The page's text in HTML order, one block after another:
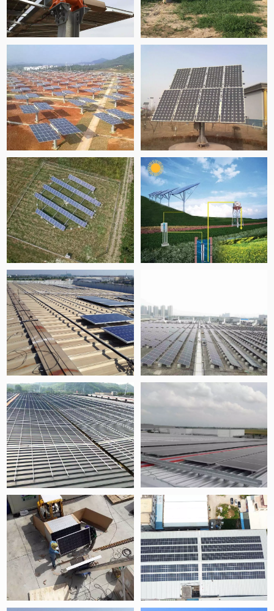
ĐỌC THÊM
ĐỌC THÊM
ĐỌC THÊM ĐỌC THÊM
ĐỌC THÊM ĐỌC THÊM
ĐỌC THÊM
ĐỌC THÊM
ĐỌC THÊM
ĐỌC THÊM
ĐỌC THÊM
ĐỌC THÊM